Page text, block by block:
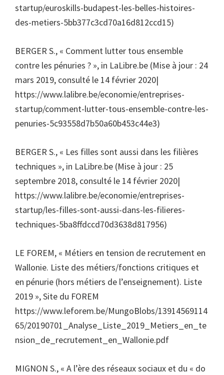
startup/euroskills-budapest-les-belles-histoires-
des-metiers-5bb377c3cd70a16d812ccd15)
BERGER S., « Comment lutter tous ensemble
contre les pénuries ? », in LaLibre.be (Mise à jour : 24
mars 2019, consulté le 14 février 2020|
https://www.lalibre.be/economie/entreprises-
startup/comment-lutter-tous-ensemble-contre-les-
penuries-5c93558d7b50a60b453c44e3)
BERGER S., « Les filles sont aussi dans les filières
techniques », in LaLibre.be (Mise à jour : 25
septembre 2018, consulté le 14 février 2020|
https://www.lalibre.be/economie/entreprises-
startup/les-filles-sont-aussi-dans-les-filieres-
techniques-5ba8ffdccd70d3638d817956)
LE FOREM, « Métiers en tension de recrutement en
Wallonie. Liste des métiers/fonctions critiques et
en pénurie (hors métiers de l’enseignement). Liste
2019 », Site du FOREM
https://www.leforem.be/MungoBlobs/13914569114
65/20190701_Analyse_Liste_2019_Metiers_en_te
nsion_de_recrutement_en_Wallonie.pdf
MIGNON S., « A l’ère des réseaux sociaux et du « do